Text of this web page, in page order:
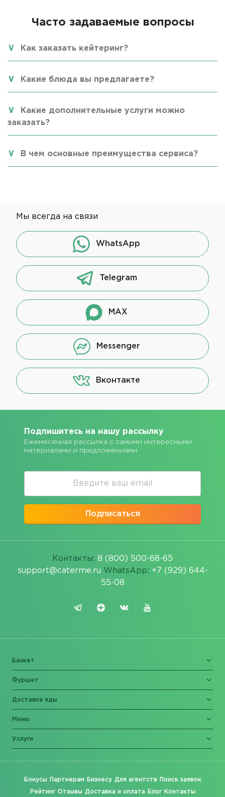
Часто задаваемые вопросы
Как заказать кейтеринг?
Какие блюда вы предлагаете?
Какие дополнительные услуги можно
заказать?
В чем основные преимущества сервиса?
Мы всегда на связи
WhatsApp
Telegram
MAX
Messenger
Вконтакте
Подпишитесь на нашу рассылку
Ежемесячная рассылка с самыми интересными
материалами и предложениями
Подписаться
Контакты: 8 (800) 500-68-65
support@caterme.ru WhatsApp: +7 (929) 644-
55-08
Банкет
Фуршет
Доставка еды
Меню
Услуги
Бонусы Партнерам Бизнесу Для агентств Поиск заявок
Рейтинг Отзывы Доставка и оплата Блог Контакты